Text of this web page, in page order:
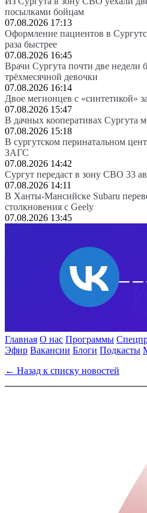
посылками бойцам
07.08.2026 17:13
Оформление пациентов в
раза быстрее
07.08.2026 16:45
Врачи Сургута почти две недели
трёхмесячной девочки
07.08.2026 16:14
Двое мегионцев с «синтетикой»
07.08.2026 15:47
В дачных кооперативах Сургута
07.08.2026 15:18
В сургутском перинатальном
ЗАГС
07.08.2026 14:42
Сургут передаст в зону СВО 33
07.08.2026 14:11
В Ханты-Мансийске Subaru
столкновения с Geely
07.08.2026 13:45
Главная О нас Программы
Эфир Вакансии Блоги Подкасты
← Назад к списку новостей